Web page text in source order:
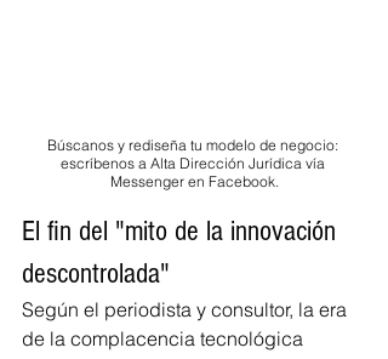
Búscanos y rediseña tu modelo de negocio:
escríbenos a Alta Dirección Jurídica vía
Messenger en Facebook.
El fin del "mito de la innovación
descontrolada"
Según el periodista y consultor, la era
de la complacencia tecnológica